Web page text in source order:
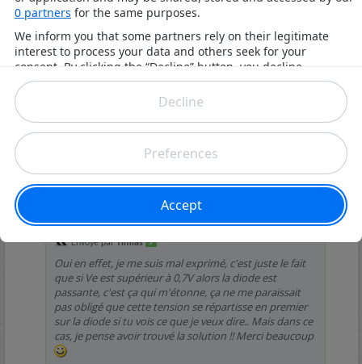
29/09/2014,20h43
invite6a6d92c7
Re : Montage à diodes (niveau
Envoyé parTimias
Oui en effet, je me suis mal exprimé, c'est juste le fait
que si Ve est supérieur à 0,7V alors la diode est
passante, c'est ça qui m'étonne, ça ne me paraissait
pas obligé que cette tension se répartisse en premier
sur la diode si tu vois ce que je veux dire.. Mais dans ce
cas, je pense avoir trouvé la solution !! Merci beaucoup